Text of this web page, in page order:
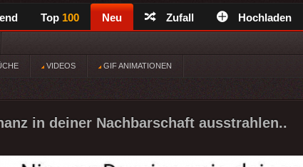
Top 100 Neu Zufall Hochladen
VIDEOS GIF ANIMATIONEN
in deiner Nachbarschaft ausstrahlen..